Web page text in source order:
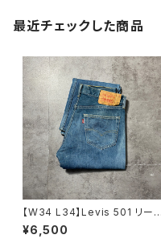
最近チェックした商品
【W34 L34】Levis 501 リーバ
イ ボタンフライ メキシコ製
デニムパンツ ジーンズ
¥6,500